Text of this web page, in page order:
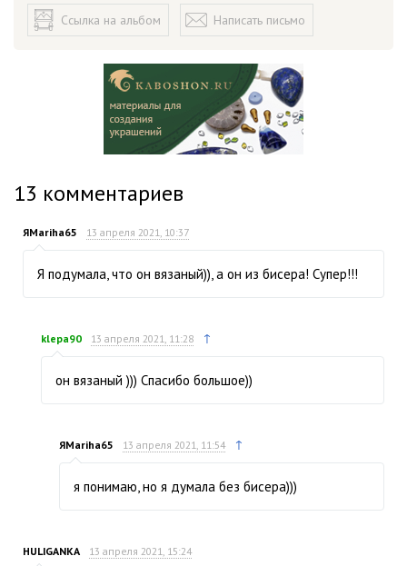
Ссылка на альбом Написать письмо
13 комментариев
ЯMariha65 13 апреля 2021, 10:37
Я подумала, что он вязаный)), а он из бисера! Супер!!!
klepa90 13 апреля 2021, 11:28 ↑
он вязаный ))) Спасибо большое))
ЯMariha65 13 апреля 2021, 11:54 ↑
я понимаю, но я думала без бисера)))
HULIGANKA 13 апреля 2021, 15:24